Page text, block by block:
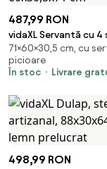
487,99 RON
vidaXL Servantă cu 4
stejar maro,
71×60×30,5 cm, cu
picioare
În stoc
Livrare
498,99 RON